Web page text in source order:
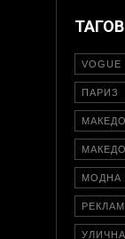
VOGUE
ПАРИЗ
МОДНА